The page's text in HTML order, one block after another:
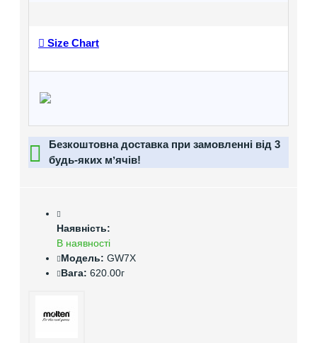
Size Chart
Безкоштовна доставка при замовленні від 3
будь-яких мʼячів!
Наявність:
В наявності
Модель: GW7X
Вага: 620.00г